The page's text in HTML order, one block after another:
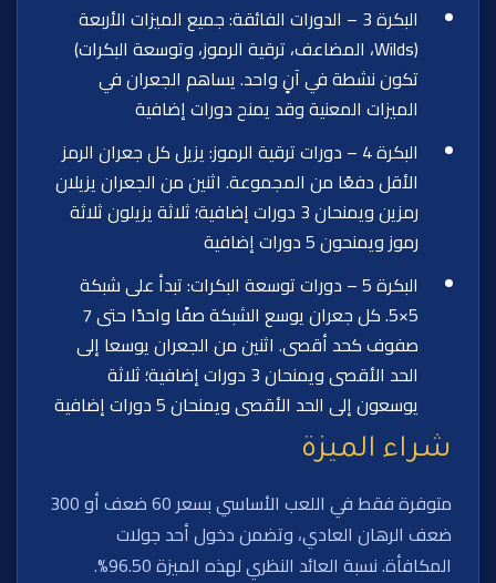
البكرة 3 – الدورات الفائقة: جميع الميزات الأربعة
(Wilds، المضاعف، ترقية الرموز، وتوسعة البكرات)
تكون نشطة في آنٍ واحد. يساهم الجعران في
الميزات المعنية وقد يمنح دورات إضافية
البكرة 4 – دورات ترقية الرموز: يزيل كل جعران الرمز
الأقل دفعًا من المجموعة. اثنين من الجعران يزيلان
رمزين ويمنحان 3 دورات إضافية؛ ثلاثة يزيلون ثلاثة
رموز ويمنحون 5 دورات إضافية
البكرة 5 – دورات توسعة البكرات: تبدأ على شبكة
5×5. كل جعران يوسع الشبكة صفًا واحدًا حتى 7
صفوف كحد أقصى. اثنين من الجعران يوسعا إلى
الحد الأقصى ويمنحان 3 دورات إضافية؛ ثلاثة
يوسعون إلى الحد الأقصى ويمنحان 5 دورات إضافية
شراء الميزة
متوفرة فقط في اللعب الأساسي بسعر 60 ضعف أو 300
ضعف الرهان العادي، وتضمن دخول أحد جولات
المكافأة. نسبة العائد النظري لهذه الميزة 96.50%.